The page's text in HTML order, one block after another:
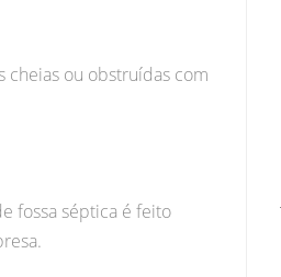
cheias ou obstruídas com
fossa séptica é feito